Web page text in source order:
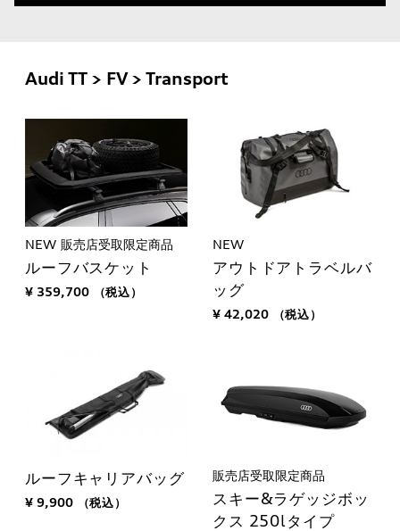
Audi TT > FV > Transport
NEW 販売店受取限定商品
ルーフバスケット
¥ 359,700 （税込）
NEW
アウトドアトラベルバ
ッグ
¥ 42,020 （税込）
ルーフキャリアバッグ
¥ 9,900 （税込）
販売店受取限定商品
スキー&ラゲッジボッ
クス 250lタイプ